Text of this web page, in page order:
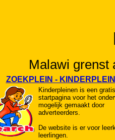
Malawi grenst
ZOEKPLEIN -
Kinderpleinen is een gratis
startpagina voor het
mogelijk gemaakt door
adverteerders.
De website is er voor
leerlingen.